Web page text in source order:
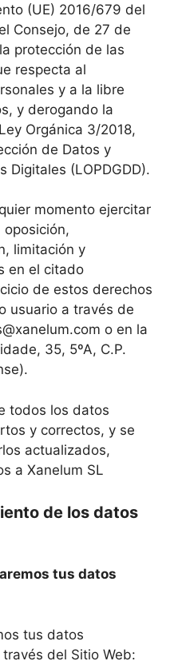
(UE) 2016/679 del
Consejo, de 27 de
protección de las
respecta al
y a la libre
y derogando la
Orgánica 3/2018,
de Datos y
Digitales (LOPDGDD).
momento ejercitar
limitación y
en el citado
de estos derechos
usuario a través de
o en la
35, 5ºA, C.P.
todos los datos
y correctos, y se
actualizados,
a Xanelum SL
de los datos
tus datos
tus datos
del Sitio Web: